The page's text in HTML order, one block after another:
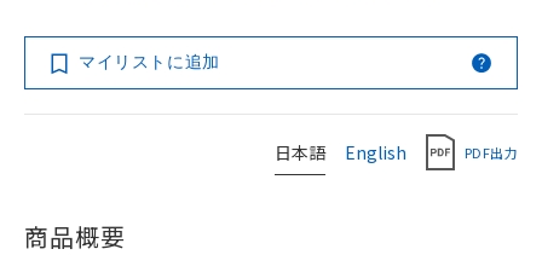
マイリストに追加
日本語 English PDF出力
商品概要